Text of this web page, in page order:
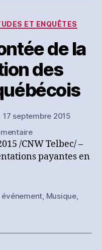
ET ENQUÊTES
de la
des
17 septembre 2015
sur
[Brève]
Remontée
de
des
/CNW Telbec/ –
payantes en
événement, Musique,